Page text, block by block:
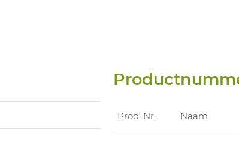
Prod. Nr. Naam